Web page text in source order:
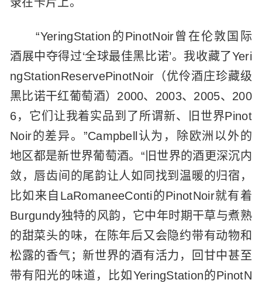
“YeringStation的PinotNoir曾在伦敦国际
酒展中夺得过‘全球最佳黑比诺’。我收藏了Yeri
ngStationReservePinotNoir（优伶酒庄珍藏级
黑比诺干红葡萄酒）2000、2003、2005、200
6，它们让我着实品到了所谓新、旧世界Pinot
Noir的差异。”Campbell认为，除欧洲以外的
地区都是新世界葡萄酒。“旧世界的酒更深沉内
敛，唇齿间的尾韵让人如同找到温暖的归宿，
比如来自LaRomaneeConti的PinotNoir就有着
Burgundy独特的风韵，它中年时期干草与煮熟
的甜菜头的味，在陈年后又会隐约带有动物和
松露的香气；新世界的酒有活力，回甘中甚至
带有阳光的味道，比如YeringStation的PinotN